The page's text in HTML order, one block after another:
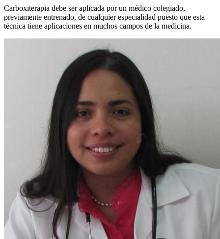
Carboxiterapia debe ser aplicada por un médico colegiado,
previamente entrenado, de cualquier especialidad puesto que esta
técnica tiene aplicaciones en muchos campos de la medicina.